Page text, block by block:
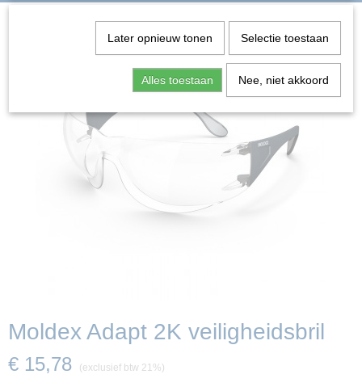
Moldex Adapt 2K veiligheidsbril
€ 15,78 (exclusief btw 21%)
Later opnieuw tonen Selectie toestaan
Alles toestaan Nee, niet akkoord